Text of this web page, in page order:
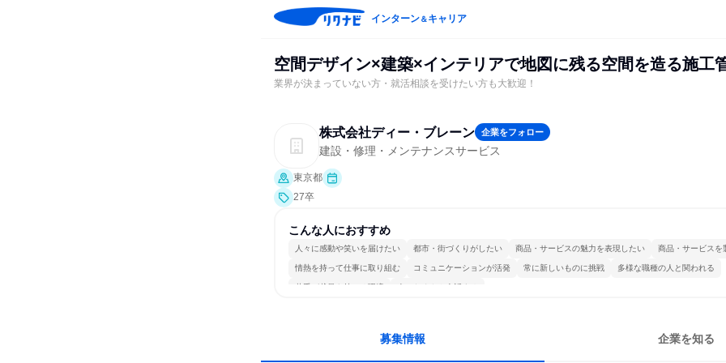
インターン＆キャリア
空間デザイン×建築×インテリアで地図に残る空間を造る施工
業界が決まっていない方・就活相談を受けたい方も大歓迎！
株式会社ディー・ブレーン 企業をフォロー
建設・修理・メンテナンスサービス
東京都
27卒
こんな人におすすめ
人々に感動や笑いを届けたい 都市・街づくりがしたい 商品・サービスの魅力を表現したい 商品・サービスを
情熱を持って仕事に取り組む コミュニケーションが活発 常に新しいものに挑戦 多様な職種の人と関われる
若手が裁量を持てる環境 人とたくさん会話する
募集情報 企業を知る